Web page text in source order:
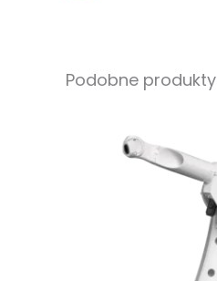
Podobne produkty